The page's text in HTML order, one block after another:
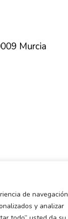
de
y analizar
Murcia